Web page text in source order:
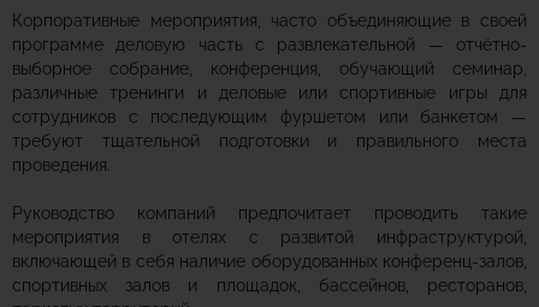
Корпоративные мероприятия, часто объединяющие в своей
программе деловую часть с развлекательной — отчётно-
выборное собрание, конференция, обучающий семинар,
различные тренинги и деловые или спортивные игры для
сотрудников с последующим фуршетом или банкетом —
требуют тщательной подготовки и правильного места
проведения.
Руководство компаний предпочитает проводить такие
мероприятия в отелях с развитой инфраструктурой,
включающей в себя наличие оборудованных конференц-залов,
спортивных залов и площадок, бассейнов, ресторанов,